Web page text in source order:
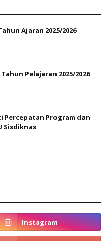
Ajaran 2025/2026
Pelajaran 2025/2026
Percepatan Program dan
Sisdiknas